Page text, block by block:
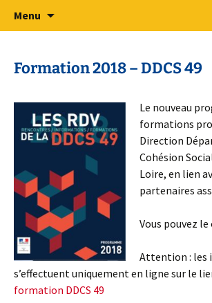
Comité
Adapté 49
Sport Adapté 49
Menu
Formation 2018 – DDCS 49
Le nouveau
formations
Direction
Cohésion
Loire, en lien
partenaires
Vous pouvez
Attention : les
s’effectuent uniquement en ligne sur le
formation DDCS 49